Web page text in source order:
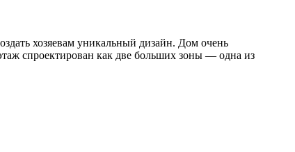
хозяевам уникальный дизайн. Дом очень
спроектирован как две больших зоны — одна из